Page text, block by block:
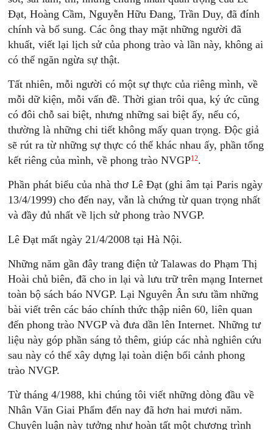
Ðạt, Hoàng Cầm, Nguyễn Hữu Đang, Trần Duy, đã đính
chính và bổ sung. Các ông thay mặt những người đã
khuất, viết lại lịch sử của phong trào và lần này, không ai
có thể ngăn ngừa sự thật.
Tất nhiên, mỗi người có một sự thực của riêng mình, về
mỗi dữ kiện, mỗi vấn đề. Thời gian trôi qua, ký ức cũng
có đôi chỗ sai biệt, nhưng những sai biệt ấy, nếu có,
thường là những chi tiết không mấy quan trọng. Độc giả
sẽ rút ra từ những sự thực có thể khác nhau ấy, phần tổng
kết riêng của mình, về phong trào NVGP12.
Phần phát biểu của nhà thơ Lê Đạt (ghi âm tại Paris ngày
13/4/1999) cho đến nay, vẫn là chứng từ quan trọng nhất
và đầy đủ nhất về lịch sử phong trào NVGP.
Lê Đạt mất ngày 21/4/2008 tại Hà Nội.
Những năm gần đây trang điện tử Talawas do Phạm Thị
Hoài chủ biên, đã cho in lại và lưu trữ trên mạng Internet
toàn bộ sách báo NVGP. Lại Nguyên Ân sưu tầm những
bài viết trên các báo chính thức thập niên 60, liên quan
đến phong trào NVGP và đưa dần lên Internet. Những tư
liệu này góp phần sáng tỏ thêm, giúp các nhà nghiên cứu
sau này có thể xây dựng lại toàn diện bối cảnh phong
trào NVGP.
Từ tháng 4/1988, khi chúng tôi viết những dòng đầu về
Nhân Văn Giai Phẩm đến nay đã hơn hai mươi năm.
Chuyên luận này tưởng như hoàn tất một chương trình